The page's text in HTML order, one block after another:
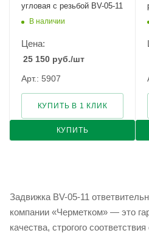
угловая с резьбой BV-05-11
В наличии
Цена:
25 150 руб./шт
Арт.: 5907
КУПИТЬ
КУПИТЬ В 1 КЛИК
Задвижка BV-05-11
компании «Черметком» — это
качества, строгого